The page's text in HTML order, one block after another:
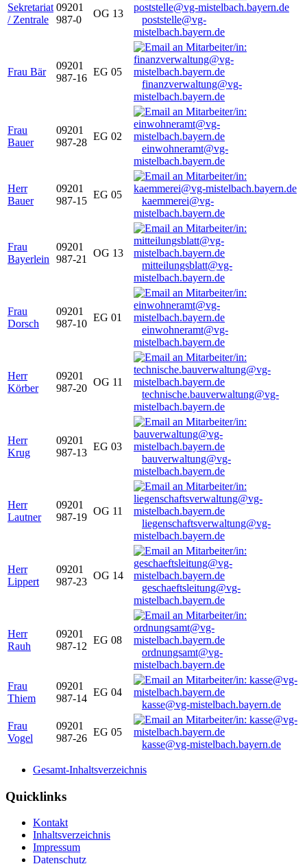
Sekretariat
/ Zentrale
09201
987-0
OG 13
poststelle@vg-
mistelbach.bayern.de
Frau Bär
09201
987-16
EG 05
finanzverwaltung@vg-
mistelbach.bayern.de
Frau
Bauer
09201
987-28
EG 02
einwohneramt@vg-
mistelbach.bayern.de
Herr
Bauer
09201
987-15
EG 05
kaemmerei@vg-
mistelbach.bayern.de
Frau
Bayerlein
09201
987-21
OG 13
mitteilungsblatt@vg-
mistelbach.bayern.de
Frau
Dorsch
09201
987-10
EG 01
einwohneramt@vg-
mistelbach.bayern.de
Herr
Körber
09201
987-20
OG 11
technische.bauverwaltung@vg-
mistelbach.bayern.de
Herr
Krug
09201
987-13
EG 03
bauverwaltung@vg-
mistelbach.bayern.de
Herr
Lautner
09201
987-19
OG 11
liegenschaftsverwaltung@vg-
mistelbach.bayern.de
Herr
Lippert
09201
987-23
OG 14
geschaeftsleitung@vg-
mistelbach.bayern.de
Herr
Rauh
09201
987-12
EG 08
ordnungsamt@vg-
mistelbach.bayern.de
Frau
Thiem
09201
987-14
EG 04
kasse@vg-mistelbach.bayern.de
Frau
Vogel
09201
987-26
EG 05
kasse@vg-mistelbach.bayern.de
Gesamt-Inhaltsverzeichnis
Quicklinks
Kontakt
Inhaltsverzeichnis
Impressum
Datenschutz